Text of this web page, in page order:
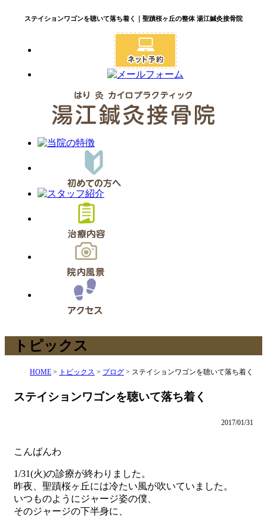
ステイションワゴンを聴いて落ち着く｜聖蹟桜ヶ丘の整体 湯江鍼灸接骨院
トピックス
HOME > トピックス > ブログ > ステイションワゴンを聴いて落ち着く
ステイションワゴンを聴いて落ち着く
2017/01/31
こんばんわ
1/31(火)の診療が終わりました。
昨夜、聖蹟桜ヶ丘には冷たい風が吹いていました。
いつものようにジャージ姿の僕、
そのジャージの下半身に、